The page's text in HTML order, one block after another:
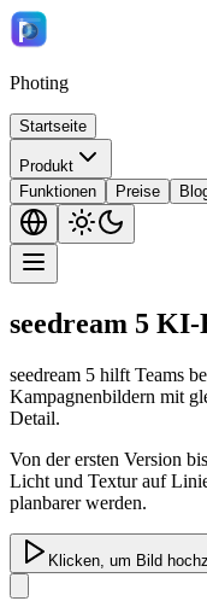
Photing
Startseite
Produkt
Funktionen
Preise
seedream 5
seedream 5 hilft Teams
Kampagnenbildern mit
Detail.
Von der ersten Version
Licht und Textur auf
planbarer werden.
Klicken, um Bild